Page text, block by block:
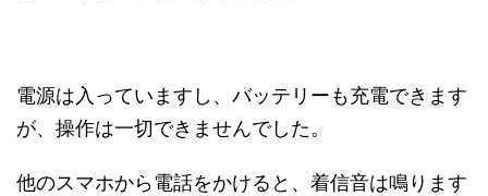
電源は入っていますし、バッテリーも充電できます
が、操作は一切できませんでした。
他のスマホから電話をかけると、着信音は鳴ります